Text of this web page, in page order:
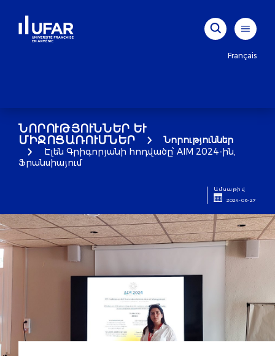
Français
ՆՈՐՈՒԹՅՈՒՆՆԵՐ ԵՒ Մ
ԻՋՈՑԱՌՈՒՄՆԵՐ
Նորություններ
Էլեն Գրիգորյանի հոդվածը՝ AIM 2024-ին,
Ֆրանսիայում
Ամսաթիվ
2024-06-27